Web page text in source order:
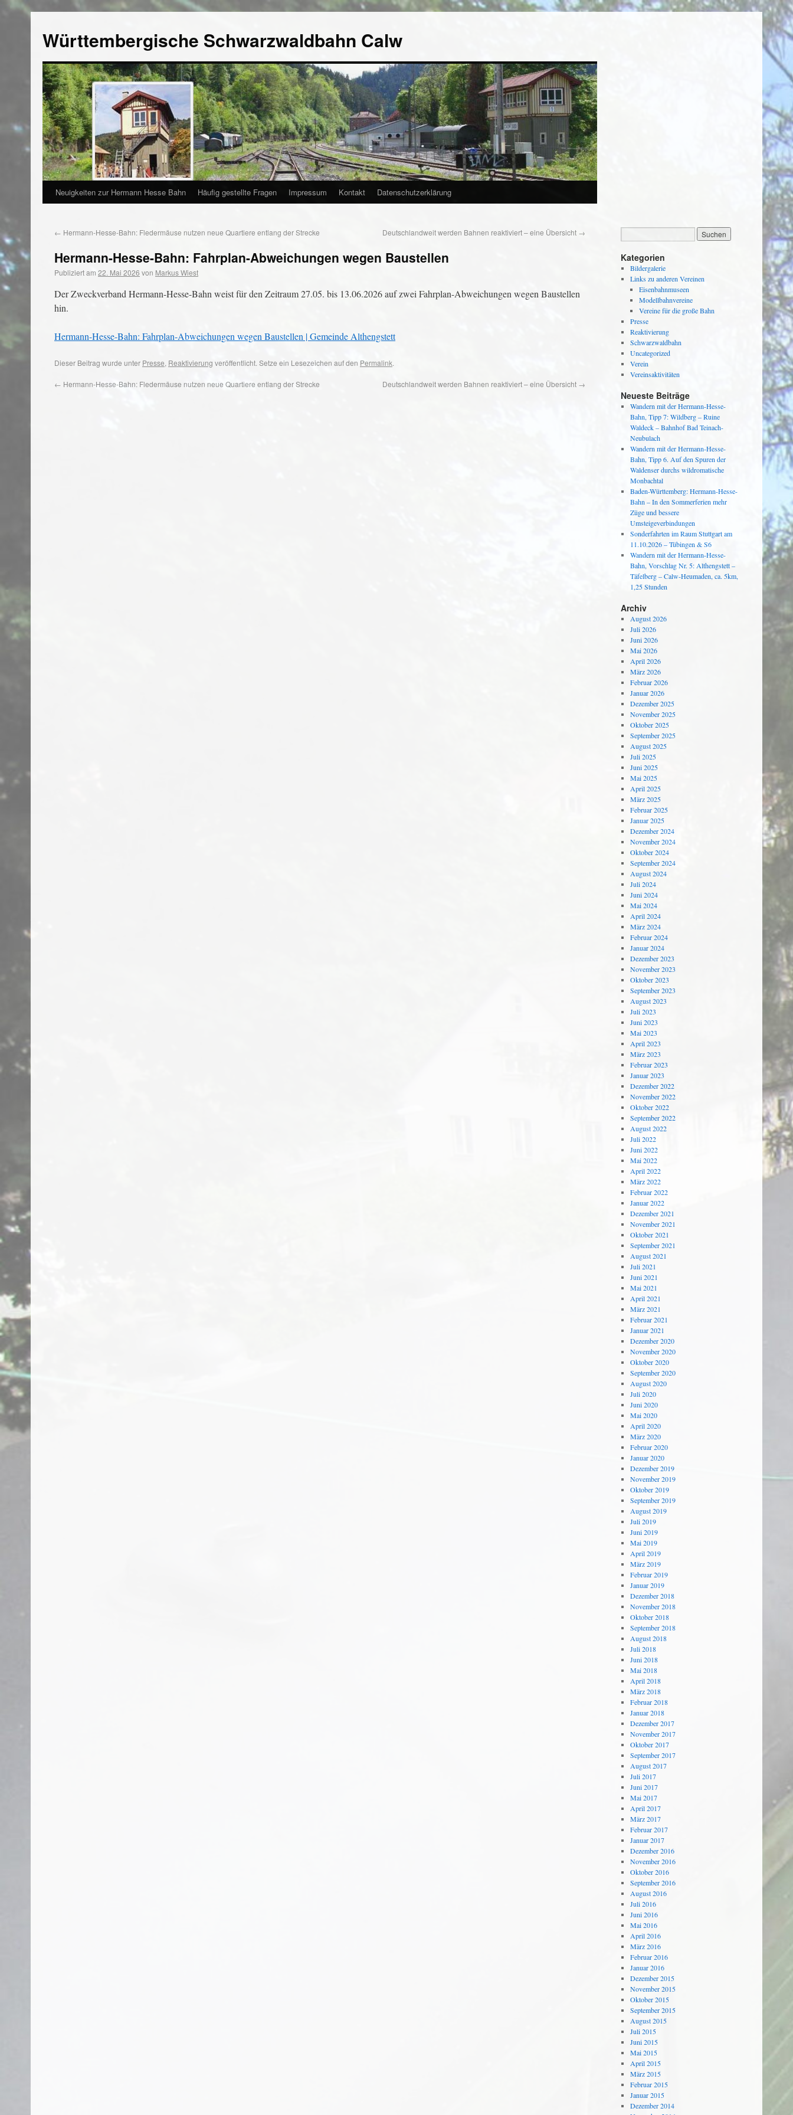
Württembergische Schwarzwaldbahn Calw
Neuigkeiten zur Hermann Hesse Bahn Häufig gestellte Fragen Impressum Kontakt Datenschutzerklärung
← Hermann-Hesse-Bahn: Fledermäuse nutzen neue Quartiere entlang der Strecke Deutschlandweit werden Bahnen reaktiviert – eine Übersicht →
Hermann-Hesse-Bahn: Fahrplan-Abweichungen wegen Baustellen
Publiziert am 22. Mai 2026 von Markus Wiest
Der Zweckverband Hermann-Hesse-Bahn weist für den Zeitraum 27.05. bis 13.06.2026 auf zwei Fahrplan-Abweichungen wegen Baustellen
hin.
Hermann-Hesse-Bahn: Fahrplan-Abweichungen wegen Baustellen | Gemeinde Althengstett
Dieser Beitrag wurde unter Presse, Reaktivierung veröffentlicht. Setze ein Lesezeichen auf den Permalink.
← Hermann-Hesse-Bahn: Fledermäuse nutzen neue Quartiere entlang der Strecke Deutschlandweit werden Bahnen reaktiviert – eine Übersicht →
Kategorien
Bildergalerie
Links zu anderen Vereinen
Eisenbahnmuseen
Modellbahnvereine
Vereine für die große Bahn
Presse
Reaktivierung
Schwarzwaldbahn
Uncategorized
Verein
Vereinsaktivitäten
Neueste Beiträge
Wandern mit der Hermann-Hesse-
Bahn, Tipp 7: Wildberg – Ruine
Waldeck – Bahnhof Bad Teinach-
Neubulach
Wandern mit der Hermann-Hesse-
Bahn, Tipp 6. Auf den Spuren der
Waldenser durchs wildromatische
Monbachtal
Baden-Württemberg: Hermann-Hesse-
Bahn – In den Sommerferien mehr
Züge und bessere
Umsteigeverbindungen
Sonderfahrten im Raum Stuttgart am
11.10.2026 – Tübingen & S6
Wandern mit der Hermann-Hesse-
Bahn, Vorschlag Nr. 5: Althengstett –
Täfelberg – Calw-Heumaden, ca. 5km,
1,25 Stunden
Archiv
August 2026
Juli 2026
Juni 2026
Mai 2026
April 2026
März 2026
Februar 2026
Januar 2026
Dezember 2025
November 2025
Oktober 2025
September 2025
August 2025
Juli 2025
Juni 2025
Mai 2025
April 2025
März 2025
Februar 2025
Januar 2025
Dezember 2024
November 2024
Oktober 2024
September 2024
August 2024
Juli 2024
Juni 2024
Mai 2024
April 2024
März 2024
Februar 2024
Januar 2024
Dezember 2023
November 2023
Oktober 2023
September 2023
August 2023
Juli 2023
Juni 2023
Mai 2023
April 2023
März 2023
Februar 2023
Januar 2023
Dezember 2022
November 2022
Oktober 2022
September 2022
August 2022
Juli 2022
Juni 2022
Mai 2022
April 2022
März 2022
Februar 2022
Januar 2022
Dezember 2021
November 2021
Oktober 2021
September 2021
August 2021
Juli 2021
Juni 2021
Mai 2021
April 2021
März 2021
Februar 2021
Januar 2021
Dezember 2020
November 2020
Oktober 2020
September 2020
August 2020
Juli 2020
Juni 2020
Mai 2020
April 2020
März 2020
Februar 2020
Januar 2020
Dezember 2019
November 2019
Oktober 2019
September 2019
August 2019
Juli 2019
Juni 2019
Mai 2019
April 2019
März 2019
Februar 2019
Januar 2019
Dezember 2018
November 2018
Oktober 2018
September 2018
August 2018
Juli 2018
Juni 2018
Mai 2018
April 2018
März 2018
Februar 2018
Januar 2018
Dezember 2017
November 2017
Oktober 2017
September 2017
August 2017
Juli 2017
Juni 2017
Mai 2017
April 2017
März 2017
Februar 2017
Januar 2017
Dezember 2016
November 2016
Oktober 2016
September 2016
August 2016
Juli 2016
Juni 2016
Mai 2016
April 2016
März 2016
Februar 2016
Januar 2016
Dezember 2015
November 2015
Oktober 2015
September 2015
August 2015
Juli 2015
Juni 2015
Mai 2015
April 2015
März 2015
Februar 2015
Januar 2015
Dezember 2014